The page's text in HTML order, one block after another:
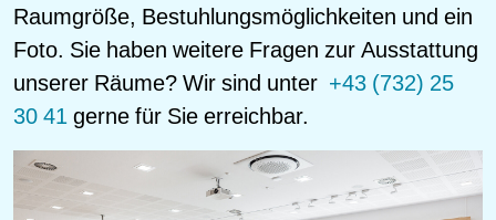
Raumgröße, Bestuhlungsmöglichkeiten und ein
Foto. Sie haben weitere Fragen zur Ausstattung
unserer Räume? Wir sind unter +43 (732) 25
30 41gerne für Sie erreichbar.